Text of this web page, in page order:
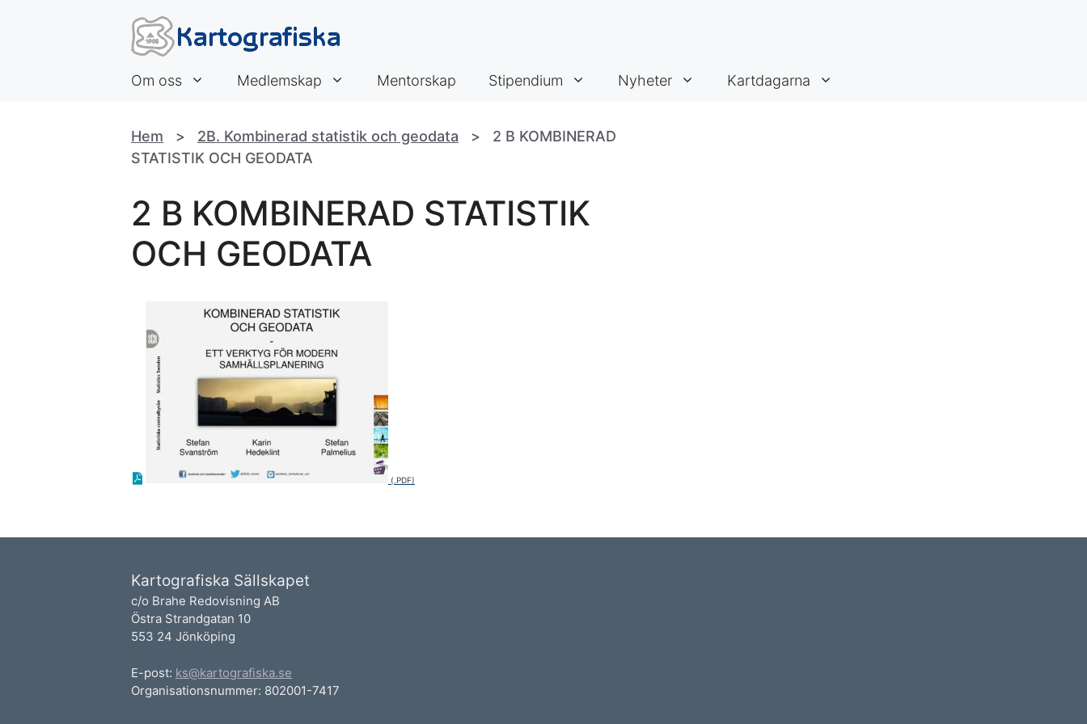
Om oss Medlemskap Mentorskap Stipendium Nyheter Kartdagarna
Hem > 2B. Kombinerad statistik och geodata > 2 B KOMBINERAD
STATISTIK OCH GEODATA
2 B KOMBINERAD STATISTIK
OCH GEODATA
Kartografiska Sällskapet
c/o Brahe Redovisning AB
Östra Strandgatan 10
553 24 Jönköping
E-post: ks@kartografiska.se
Organisationsnummer: 802001-7417